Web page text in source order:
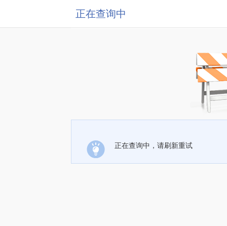
正在查询中
正在查询中，请刷新重试